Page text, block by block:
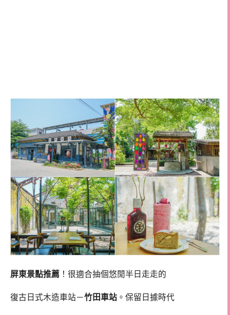
屏東景點推薦 ！很適合抽個悠閒半日走走的
復古日式木造車站－竹田車站 。保留日據時代